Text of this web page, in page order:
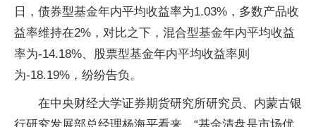
日，债券型基金年内平均收益率为1.03%，多数产品收
益率维持在2%，对比之下，混合型基金年内平均收益
率为-14.18%、股票型基金年内平均收益率则
为-18.19%，纷纷告负。
在中央财经大学证券期货研究所研究员、内蒙古银